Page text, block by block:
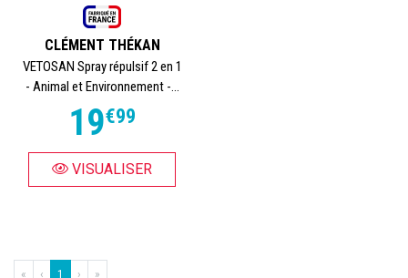
CLÉMENT THÉKAN
VETOSAN Spray répulsif 2 en 1
- Animal et Environnement -...
19€99
VISUALISER
« ‹ 1 › »